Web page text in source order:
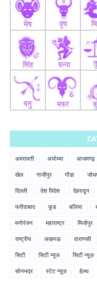
अमरावती अयोध्या आजमगढ़
खेल गाजीपुर गोंडा
दिल्ली देश विदेश देहरादून
फरीदाबाद फूड बलिया
मनोरंजन महाराष्ट्र मिर्जापुर
राष्ट्रीय लखनऊ वाराणसी
सिटी सिटी न्यूज सिटी न्यूज़
सोनभद्र स्टेट न्यूज़ हेल्थ